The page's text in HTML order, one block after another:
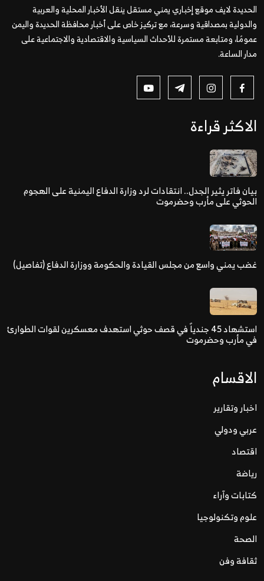
الحديدة لايف موقع إخباري يمني مستقل ينقل الأخبار المحلية والعربية
والدولية بمصداقية وسرعة، مع تركيز خاص على أخبار محافظة الحديدة واليمن
عمومًا، ومتابعة مستمرة للأحداث السياسية والاقتصادية والاجتماعية على
مدار الساعة.
الاكثر قراءة
بيان فاتر يثير الجدل.. انتقادات لرد وزارة الدفاع اليمنية على الهجوم
الحوثي على مأرب وحضرموت
غضب يمني واسع من مجلس القيادة والحكومة ووزارة الدفاع (تفاصيل)
استشهاد 45 جندياً في قصف حوثي استهدف معسكرين لقوات الطوارئ
في مأرب وحضرموت
الاقسام
اخبار وتقارير
عربي ودولي
اقتصاد
رياضة
كتابات وآراء
علوم وتكنولوجيا
الصحة
ثقافة وفن